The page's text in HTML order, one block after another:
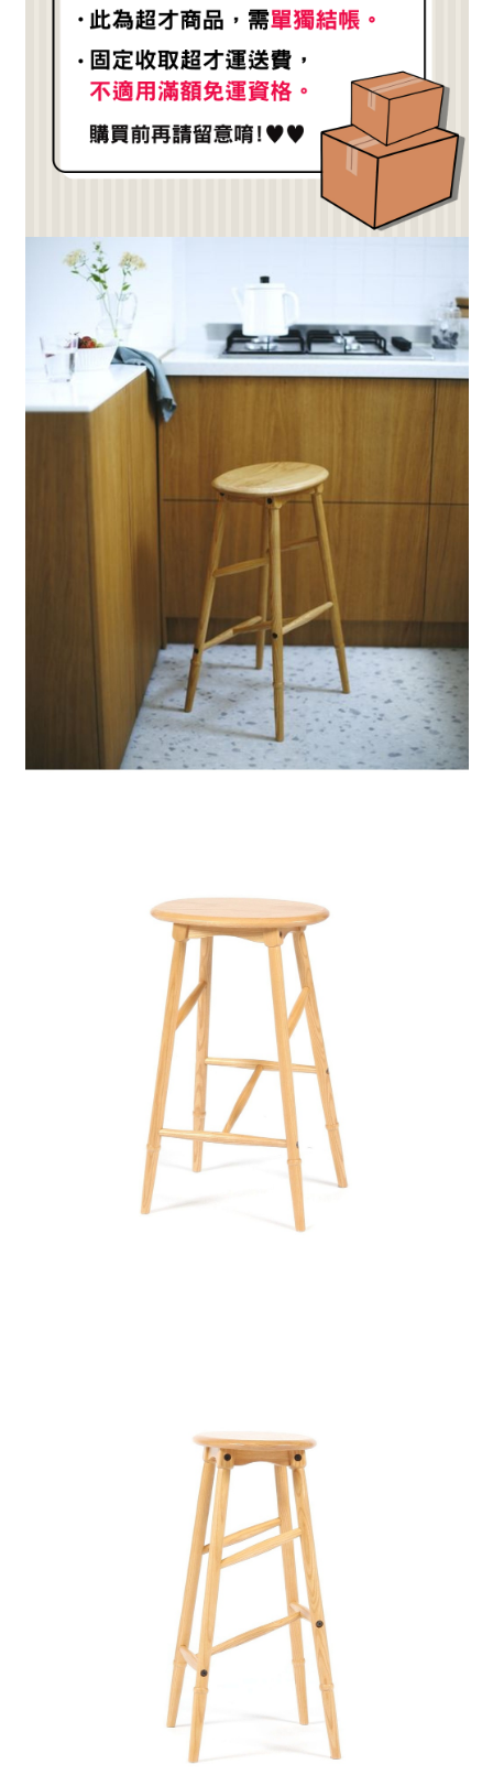
3.完整用戶服務條款，請詳閱以下連結：https://oppay.tw/userRule
客戶支援中心」https://netprotections.freshdesk.com/support/home
【注意事項】
１．透過由恩沛科技股份有限公司提供之「AFTEE先享後付」服務完成之交
易，需依本服務之必要範圍內提供個人資料，並將交易相關給付款項請求債
２．關於個人資料處理事宜，請瀏覽以下網址： https://aftee.tw/terms/#terms3
３．未成年的使用者請事先徵得法定代理人或監護人之同意方可使用
「AFTEE先享後付」，若未經同意申辦者引起之損失，本公司不負相關責
４．使用「AFTEE先享後付」時，將依據個別帳號之用戶狀況，依本公司即
時審查核予不同之上限額度；若仍有額度不足之情形，本公司將視審查結果
請求用戶進行身份認證。
５．嚴禁一人註冊多個帳號或使用他人資訊註冊。若發現惡意使用之情形，
恩沛科技股份有限公司將有權停止該用戶之使用額度並採取法律行動。